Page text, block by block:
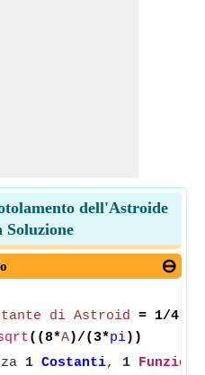
dell'Astroide
Soluzione
di Astroid = 1/4*
((8*A)/(3*pi))
1 Costanti, 1 Funzioni